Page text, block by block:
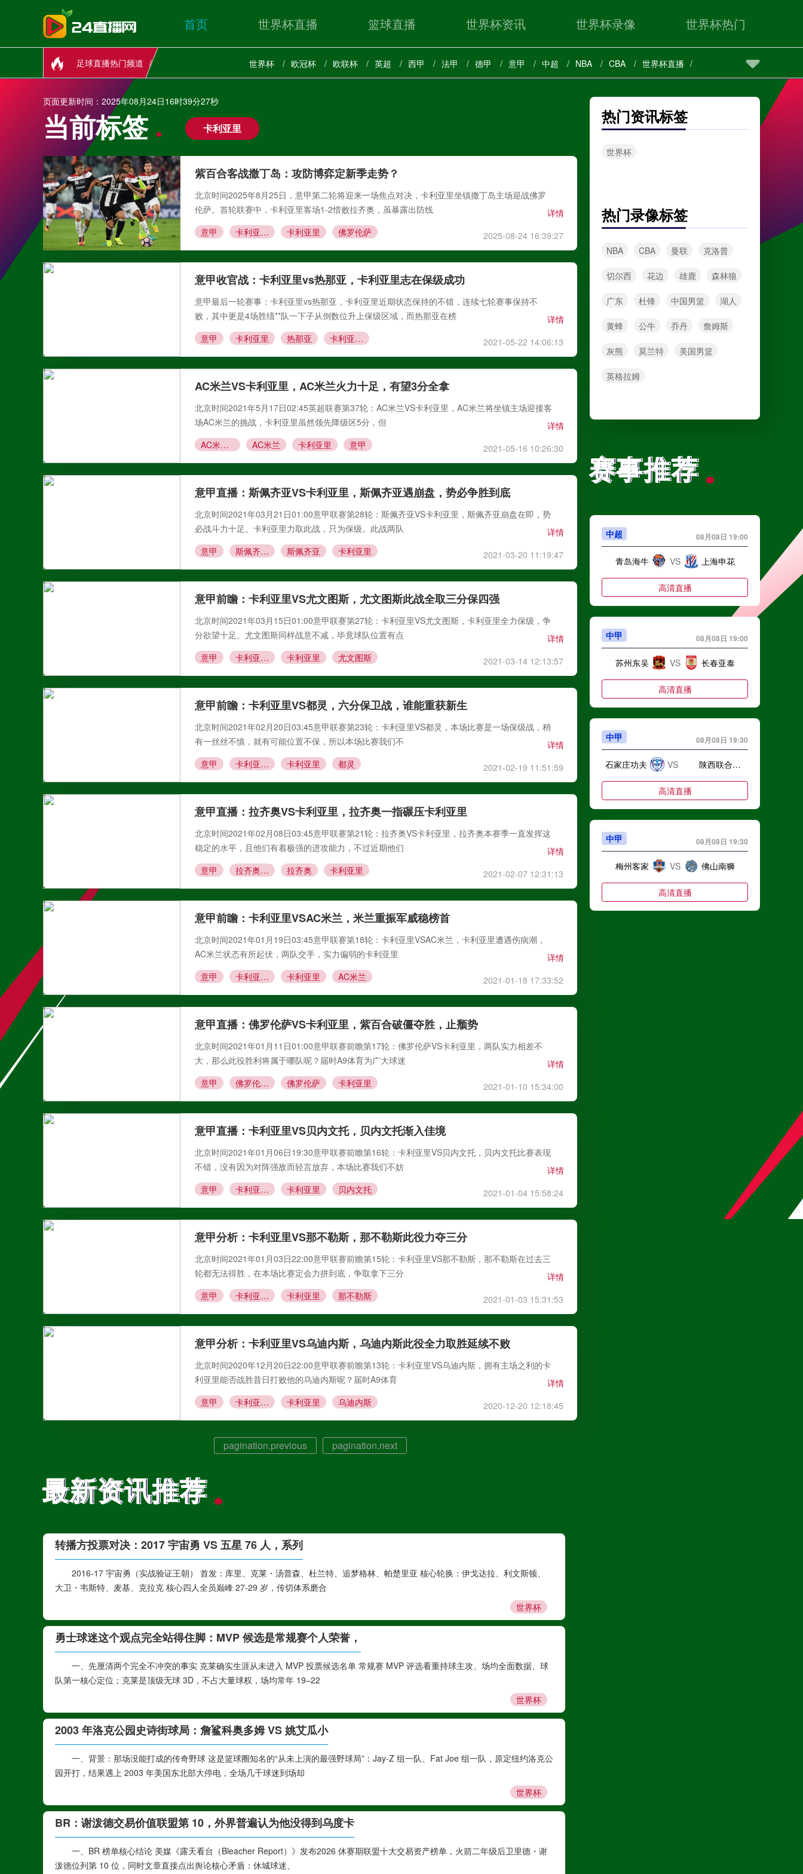
首页 世界杯直播 篮球直播 世界杯资讯 世界杯录像 世界杯热门
足球直播热门频道 世界杯 欧冠杯 欧联杯 英超 西甲 法甲 德甲 意甲 中超 NBA CBA 世界杯直播
页面更新时间：2025年08月24日16时39分27秒
当前标签 卡利亚里
紫百合客战撒丁岛：攻防博弈定新季走势？
北京时间2025年8月25日，意甲第二轮将迎来一场焦点对决，卡利亚里坐镇撒丁岛主场迎战佛罗
伦萨。首轮联赛中，卡利亚里客场1-2惜败拉齐奥，虽暴露出防线
详情
意甲
卡利亚里vs佛罗伦萨 卡利亚里 佛罗伦萨 2025-08-24 16:39:27
意甲收官战：卡利亚里vs热那亚，卡利亚里志在保级成功
意甲最后一轮赛事：卡利亚里vs热那亚，卡利亚里近期状态保持的不错，连续七轮赛事保持不
败，其中更是4场胜绩**队一下子从倒数位升上保级区域，而热那亚在榜
详情
意甲
卡利亚里 热那亚 卡利亚里vs热那亚 2021-05-22 14:06:13
AC米兰VS卡利亚里，AC米兰火力十足，有望3分全拿
北京时间2021年5月17日02:45英超联赛第37轮：AC米兰VS卡利亚里，AC米兰将坐镇主场迎接客
场AC米兰的挑战，卡利亚里虽然领先降级区5分，但
详情
AC米兰VS卡利亚里
AC米兰 卡利亚里 意甲 2021-05-16 10:26:30
意甲直播：斯佩齐亚VS卡利亚里，斯佩齐亚遇崩盘，势必争胜到底
北京时间2021年03月21日01:00意甲联赛第28轮：斯佩齐亚VS卡利亚里，斯佩齐亚崩盘在即，势
必战斗力十足。卡利亚里力取此战，只为保级。此战两队
详情
意甲
斯佩齐亚VS卡利亚里 斯佩齐亚 卡利亚里 2021-03-20 11:19:47
意甲前瞻：卡利亚里VS尤文图斯，尤文图斯此战全取三分保四强
北京时间2021年03月15日01:00意甲联赛第27轮：卡利亚里VS尤文图斯，卡利亚里全力保级，争
分欲望十足。尤文图斯同样战意不减，毕竟球队位置有点
详情
意甲
卡利亚里VS尤文图斯 卡利亚里 尤文图斯 2021-03-14 12:13:57
意甲前瞻：卡利亚里VS都灵，六分保卫战，谁能重获新生
北京时间2021年02月20日03:45意甲联赛第23轮：卡利亚里VS都灵，本场比赛是一场保级战，稍
有一丝丝不慎，就有可能位置不保，所以本场比赛我们不
详情
意甲
卡利亚里VS都灵 卡利亚里 都灵 2021-02-19 11:51:59
意甲直播：拉齐奥VS卡利亚里，拉齐奥一指碾压卡利亚里
北京时间2021年02月08日03:45意甲联赛第21轮：拉齐奥VS卡利亚里，拉齐奥本赛季一直发挥这
稳定的水平，且他们有着极强的进攻能力，不过近期他们
详情
意甲
拉齐奥VS卡利亚里 拉齐奥 卡利亚里 2021-02-07 12:31:13
意甲前瞻：卡利亚里VSAC米兰，米兰重振军威稳榜首
北京时间2021年01月19日03:45意甲联赛第18轮：卡利亚里VSAC米兰，卡利亚里遭遇伤病潮，
AC米兰状态有所起伏，两队交手，实力偏弱的卡利亚里
详情
意甲
卡利亚里VSAC米兰 卡利亚里 AC米兰 2021-01-18 17:33:52
意甲直播：佛罗伦萨VS卡利亚里，紫百合破僵夺胜，止颓势
北京时间2021年01月11日01:00意甲联赛前瞻第17轮：佛罗伦萨VS卡利亚里，两队实力相差不
大，那么此役胜利将属于哪队呢？届时A9体育为广大球迷
详情
意甲
佛罗伦萨VS卡利亚里 佛罗伦萨 卡利亚里 2021-01-10 15:34:00
意甲直播：卡利亚里VS贝内文托，贝内文托渐入佳境
北京时间2021年01月06日19:30意甲联赛前瞻第16轮：卡利亚里VS贝内文托，贝内文托比赛表现
不错，没有因为对阵强敌而轻言放弃，本场比赛我们不妨
详情
意甲
卡利亚里VS贝内文托 卡利亚里 贝内文托 2021-01-04 15:58:24
意甲分析：卡利亚里VS那不勒斯，那不勒斯此役力夺三分
北京时间2021年01月03日22:00意甲联赛前瞻第15轮：卡利亚里VS那不勒斯，那不勒斯在过去三
轮都无法得胜，在本场比赛定会力拼到底，争取拿下三分
详情
意甲
卡利亚里VS那不勒斯 卡利亚里 那不勒斯 2021-01-03 15:31:53
意甲分析：卡利亚里VS乌迪内斯，乌迪内斯此役全力取胜延续不败
北京时间2020年12月20日22:00意甲联赛前瞻第13轮：卡利亚里VS乌迪内斯，拥有主场之利的卡
利亚里能否战胜昔日打败他的乌迪内斯呢？届时A9体育
详情
意甲
卡利亚里VS乌迪内斯 卡利亚里 乌迪内斯 2020-12-20 12:18:45
pagination.previous pagination.next
最新资讯推荐
最新资讯推荐
转播方投票对决：2017 宇宙勇 VS 五星 76 人，系列
2016-17 宇宙勇（实战验证王朝） 首发：库里、克莱・汤普森、杜兰特、追梦格林、帕楚里亚 核心轮换：伊戈达拉、利文斯顿、
大卫・韦斯特、麦基、克拉克 核心四人全员巅峰 27-29 岁，传切体系磨合
世界杯
勇士球迷这个观点完全站得住脚：MVP 候选是常规赛个人荣誉，
一、先厘清两个完全不冲突的事实 克莱确实生涯从未进入 MVP 投票候选名单 常规赛 MVP 评选看重持球主攻、场均全面数据、球
队第一核心定位；克莱是顶级无球 3D，不占大量球权，场均常年 19–22
世界杯
2003 年洛克公园史诗街球局：詹鲨科奥多姆 VS 姚艾瓜小
一、背景：那场没能打成的传奇野球 这是篮球圈知名的“从未上演的最强野球局”：Jay-Z 组一队、Fat Joe 组一队，原定纽约洛克公
园开打，结果遇上 2003 年美国东北部大停电，全场几千球迷到场却
世界杯
BR：谢泼德交易价值联盟第 10，外界普遍认为他没得到乌度卡
一、BR 榜单核心结论 美媒《露天看台（Bleacher Report）》发布2026 休赛期联盟十大交易资产榜单，火箭二年级后卫里德・谢
泼德位列第 10 位，同时文章直接点出舆论核心矛盾：休城球迷、
热门资讯标签
世界杯
热门录像标签
NBA CBA 曼联 克洛普
切尔西 花边 雄鹿 森林狼
广东 杜锋 中国男篮 湖人
黄蜂 公牛 乔丹 詹姆斯
灰熊 莫兰特 美国男篮
英格拉姆
赛事推荐
赛事推荐
中超 08月08日 19:00
青岛海牛 VS 上海申花
高清直播
中甲 08月08日 19:00
苏州东吴 VS 长春亚泰
高清直播
中甲 08月08日 19:30
石家庄功夫 VS 陕西联合月亮泊队
高清直播
中甲 08月08日 19:30
梅州客家 VS 佛山南狮
高清直播